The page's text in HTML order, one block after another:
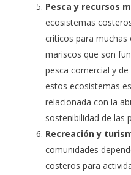
Pesca y recursos
ecosistemas
críticos para muchas
mariscos que son
pesca comercial y
estos ecosistemas
relacionada con la
sostenibilidad de las
Recreación y
comunidades
costeros para